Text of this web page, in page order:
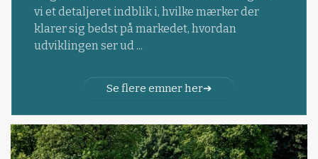
vi et detaljeret indblik i, hvilke mærker der
klarer sig bedst på markedet, hvordan
udviklingen ser ud ...
Se flere emner her